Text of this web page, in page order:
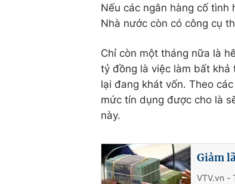
Nếu các ngân hàng cố tình
Nhà nước còn có công cụ
Chỉ còn một tháng nữa là
tỷ đồng là việc làm bất khả
lại đang khát vốn. Theo
mức tín dụng được cho là
này.
Giảm
VTV.vn -